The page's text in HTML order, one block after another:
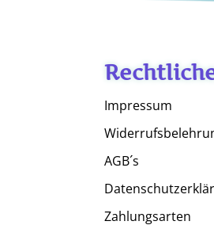
Impressum
AGB´s
Zahlungsarten